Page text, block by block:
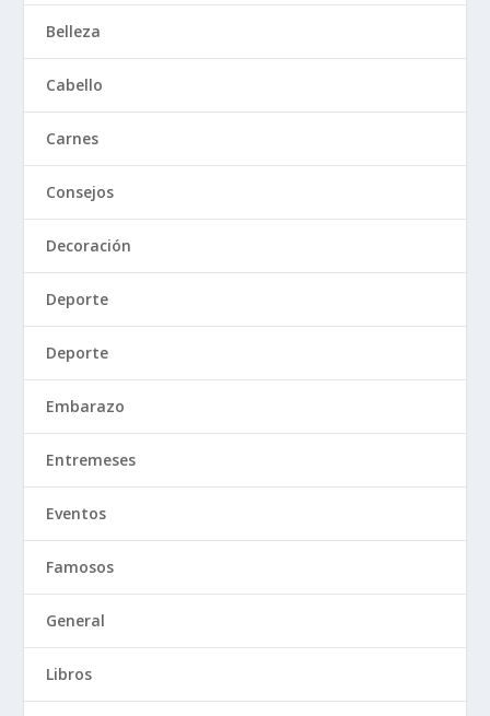
Belleza
Cabello
Carnes
Consejos
Decoración
Deporte
Deporte
Embarazo
Entremeses
Eventos
Famosos
General
Libros